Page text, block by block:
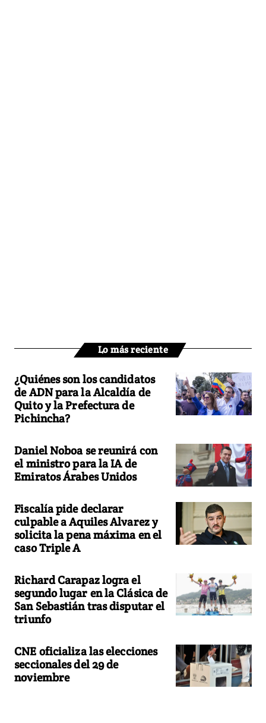
Lo más reciente
¿Quiénes son los candidatos
de ADN para la Alcaldía de
Quito y la Prefectura de
Pichincha?
Daniel Noboa se reunirá con
el ministro para la IA de
Emiratos Árabes Unidos
Fiscalía pide declarar
culpable a Aquiles Alvarez y
solicita la pena máxima en el
caso Triple A
Richard Carapaz logra el
segundo lugar en la Clásica de
San Sebastián tras disputar el
triunfo
CNE oficializa las elecciones
seccionales del 29 de
noviembre